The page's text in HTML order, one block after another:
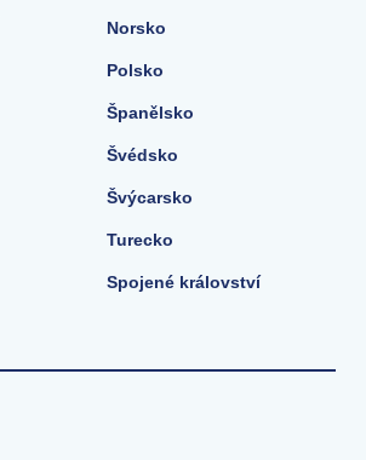
Norsko
Polsko
Španělsko
Švédsko
Švýcarsko
Turecko
Spojené království